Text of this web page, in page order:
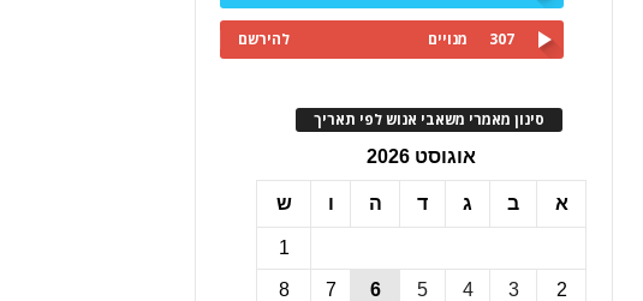
307 מנויים להירשם
סינון מאמרי משאבי אנוש לפי תאריך
אוגוסט 2026
א ב ג ד ה ו ש
1
2
3
4
5
6
7
8